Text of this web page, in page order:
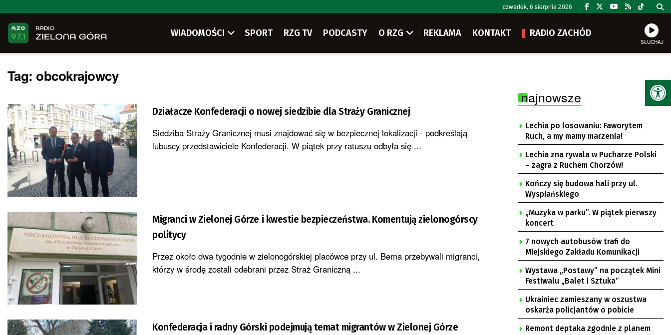
czwartek, 6 sierpnia 2026
WIADOMOŚCI SPORT RZG TV PODCASTY O RZG REKLAMA KONTAKT RADIO ZACHÓD
SŁUCHAJ
Tag: obcokrajowcy
Działacze Konfederacji o nowej siedzibie dla Straży Granicznej
Siedziba Straży Granicznej musi znajdować się w bezpiecznej lokalizacji - podkreślają
lubuscy przedstawiciele Konfederacji. W piątek przy ratuszu odbyła się ...
Migranci w Zielonej Górze i kwestie bezpieczeństwa. Komentują zielonogórscy
politycy
Przez około dwa tygodnie w zielonogórskiej placówce przy ul. Bema przebywali migranci,
którzy w środę zostali odebrani przez Straż Graniczną ...
Konfederacja i radny Górski podejmują temat migrantów w Zielonej Górze
najnowsze
Lechia po losowaniu: Faworytem
Ruch, a my mamy marzenia!
Lechia zna rywala w Pucharze Polski
– zagra z Ruchem Chorzów!
Kończy się budowa hali przy ul.
Wyspiańskiego
„Muzyka w parku”. W piątek pierwszy
koncert
7 nowych autobusów trafi do
Miejskiego Zakładu Komunikacji
Wystawa „Postawy” na początek Mini
Festiwalu „Balet i Sztuka”
Ukrainiec zamieszany w oszustwa
oskarża policjantów o pobicie
Remont deptaka zgodnie z planem